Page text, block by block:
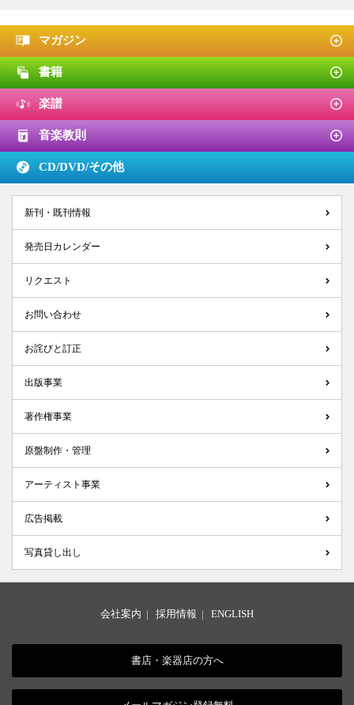
マガジン
書籍
楽譜
音楽教則
CD/DVD/その他
新刊・既刊情報
発売日カレンダー
リクエスト
お問い合わせ
お詫びと訂正
出版事業
著作権事業
原盤制作・管理
アーティスト事業
広告掲載
写真貸し出し
会社案内 | 採用情報 | ENGLISH
書店・楽器店の方へ